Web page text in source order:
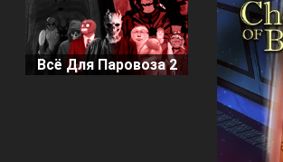
Всё Для Паровоза 2